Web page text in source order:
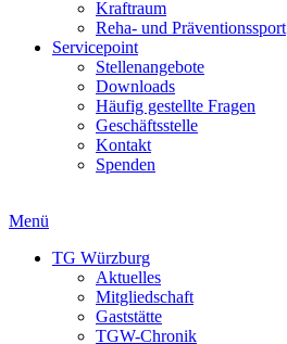
Kraftraum
Reha- und Präventionssport
Servicepoint
Stellenangebote
Downloads
Häufig gestellte Fragen
Geschäftsstelle
Kontakt
Spenden
Menü
TG Würzburg
Aktuelles
Mitgliedschaft
Gaststätte
TGW-Chronik